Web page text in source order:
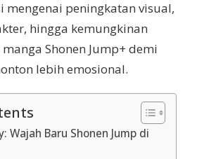
mengenai peningkatan visual,
hingga kemungkinan
Shonen Jump+ demi
lebih emosional.
Wajah Baru Shonen Jump di